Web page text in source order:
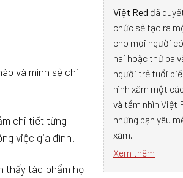
và mình sẽ chi
chi tiết từng
việc gia đình.
thấy tác phẩm họ
Việt Red đã
chức sẽ tạo ra
cho mọi người
hai hoặc thứ ba
người trẻ tuổi
hình xăm một
và tầm nhìn Việt
những bạn yêu
xăm.
Xem thêm